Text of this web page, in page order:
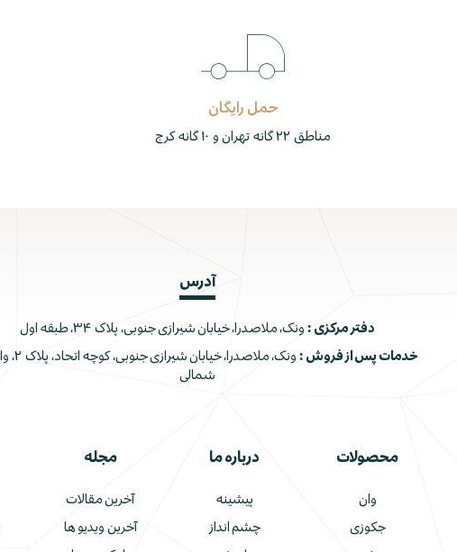
حمل رایگان
مناطق ۲۲ گانه تهران و ۱۰ گانه کرج
آدرس
دفتر مرکزی : ونک، ملاصدرا، خیابان شیرازی جنوبی، پلاک ۳۴، طبقه اول
خدمات پس از فروش :
شمالی
محصولات
وان
جکوزی
درباره ما
پیشینه
چشم انداز
مجله
آخرین مقالات
آخرین ویدیو ها